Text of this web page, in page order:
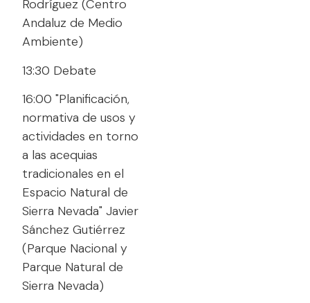
Rodríguez (Centro
Andaluz de Medio
Ambiente)
13:30 Debate
16:00 "Planificación,
normativa de usos y
actividades en torno
a las acequias
tradicionales en el
Espacio Natural de
Sierra Nevada" Javier
Sánchez Gutiérrez
(Parque Nacional y
Parque Natural de
Sierra Nevada)